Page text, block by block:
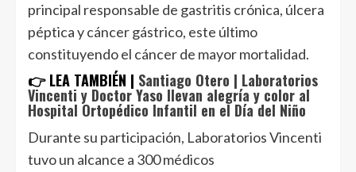
principal responsable de gastritis crónica, úlcera
péptica y cáncer gástrico, este último
constituyendo el cáncer de mayor mortalidad.
👉 LEA TAMBIÉN | Santiago Otero | Laboratorios
Vincenti y Doctor Yaso llevan alegría y color al
Hospital Ortopédico Infantil en el Día del Niño
Durante su participación, Laboratorios Vincenti
tuvo un alcance a 300 médicos